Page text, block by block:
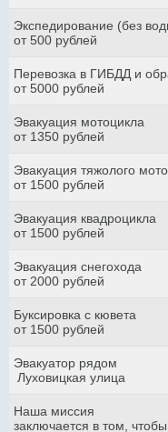
Экспедирование (без
от 500 рублей
Перевозка в ГИБДД и
от 5000 рублей
Эвакуация мотоцикла
от 1350 рублей
Эвакуация тяжолого
от 1500 рублей
Эвакуация квадроцикла
от 1500 рублей
Эвакуация снегохода
от 2000 рублей
Буксировка с кювета
от 1500 рублей
Эвакуатор рядом
Луховицкая улица
Наша миссия
заключается в том,